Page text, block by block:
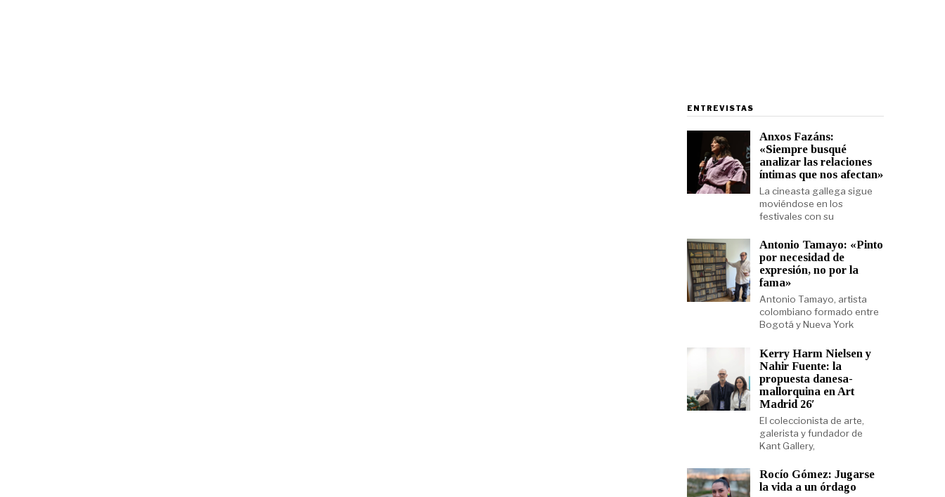
ENTREVISTAS
Anxos Fazáns:
«Siempre busqué
analizar las relaciones
íntimas que nos afectan»
La cineasta gallega sigue
moviéndose en los
festivales con su
Antonio Tamayo: «Pinto
por necesidad de
expresión, no por la
fama»
Antonio Tamayo, artista
colombiano formado entre
Bogotá y Nueva York
Kerry Harm Nielsen y
Nahir Fuente: la
propuesta danesa-
mallorquina en Art
Madrid 26′
El coleccionista de arte,
galerista y fundador de
Kant Gallery,
Rocío Gómez: Jugarse
la vida a un órdago